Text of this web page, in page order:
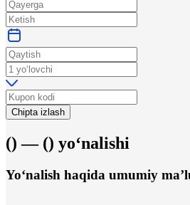
Chipta izlash
() — () yo‘nalishi
Yo‘nalish haqida umumiy